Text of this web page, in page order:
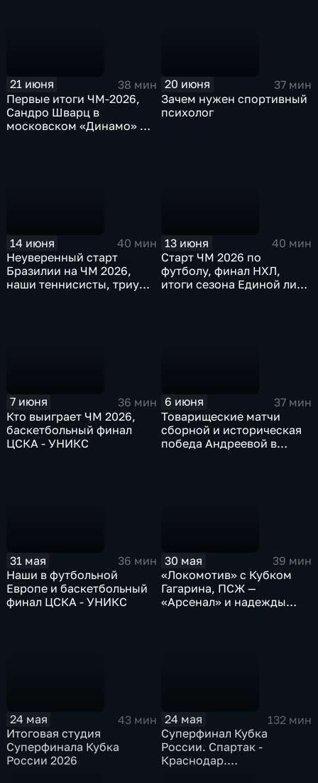
21 июня
38 мин
Первые итоги ЧМ-2026,
Сандро Шварц в
московском «Динамо» и
20 июня
37 мин
Зачем нужен спортивный
психолог
14 июня
40 мин
Неуверенный старт
Бразилии на ЧМ 2026,
наши теннисисты, триумф
13 июня
40 мин
Старт ЧМ 2026 по
футболу, финал НХЛ,
итоги сезона Единой лиги
7 июня
36 мин
Кто выиграет ЧМ 2026,
баскетбольный финал
ЦСКА - УНИКС
6 июня
37 мин
Товарищеские матчи
сборной и историческая
победа Андреевой в
31 мая
36 мин
Наши в футбольной
Европе и баскетбольный
финал ЦСКА - УНИКС
30 мая
39 мин
«Локомотив» с Кубком
Гагарина, ПСЖ —
«Арсенал» и надежды
24 мая
43 мин
Итоговая студия
Суперфинала Кубка
России 2026
24 мая
132 мин
Суперфинал Кубка
России. Спартак -
Краснодар.